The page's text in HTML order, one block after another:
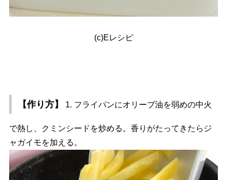
(c)Eレシピ
【作り方】 1. フライパンにオリーブ油を弱めの中火
で熱し、クミンシードを炒める。香りがたってきたらジ
ャガイモを加える。